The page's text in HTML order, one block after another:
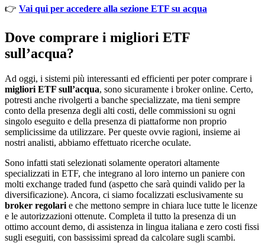
👉 Vai qui per accedere alla sezione ETF su acqua
Dove comprare i migliori ETF
sull’acqua?
Ad oggi, i sistemi più interessanti ed efficienti per poter comprare i
migliori ETF sull’acqua, sono sicuramente i broker online. Certo,
potresti anche rivolgerti a banche specializzate, ma tieni sempre
conto della presenza degli alti costi, delle commissioni su ogni
singolo eseguito e della presenza di piattaforme non proprio
semplicissime da utilizzare. Per queste ovvie ragioni, insieme ai
nostri analisti, abbiamo effettuato ricerche oculate.
Sono infatti stati selezionati solamente operatori altamente
specializzati in ETF, che integrano al loro interno un paniere con
molti exchange traded fund (aspetto che sarà quindi valido per la
diversificazione). Ancora, ci siamo focalizzati esclusivamente su
broker regolari e che mettono sempre in chiara luce tutte le licenze
e le autorizzazioni ottenute. Completa il tutto la presenza di un
ottimo account demo, di assistenza in lingua italiana e zero costi fissi
sugli eseguiti, con bassissimi spread da calcolare sugli scambi.